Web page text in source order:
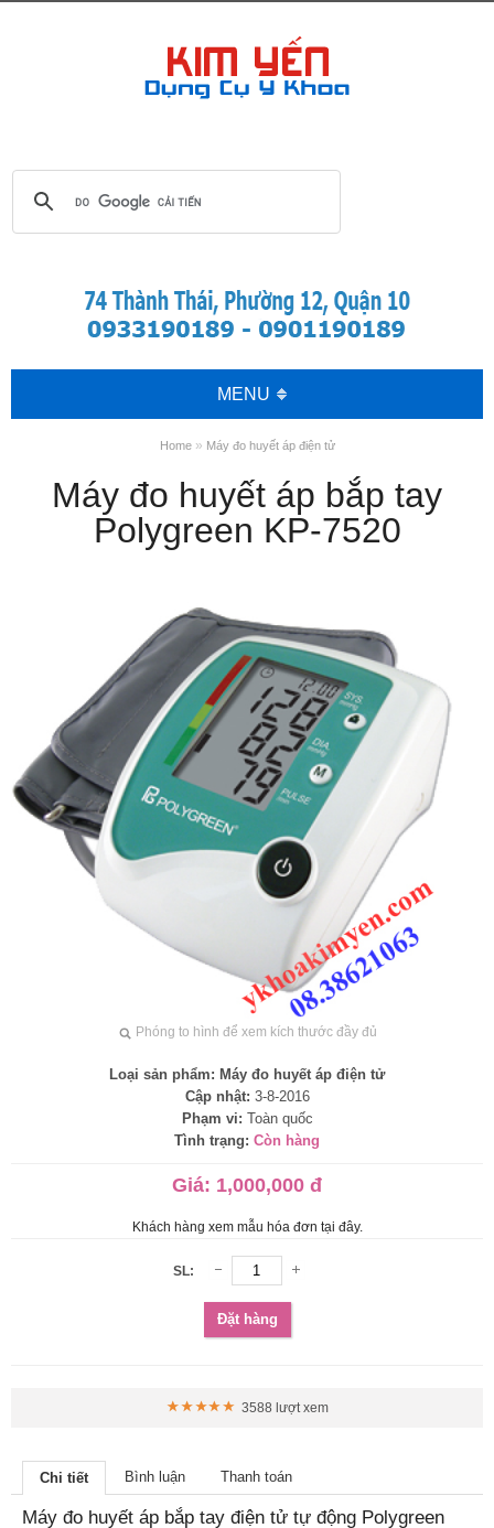
MENU
Home» Máy đo huyết áp điện tử
Máy đo huyết áp bắp tay
Polygreen KP-7520
Phóng to hình để xem kích thước đầy đủ
Loại sản phẩm: Máy đo huyết áp điện tử
Cập nhật: 3-8-2016
Phạm vi: Toàn quốc
Tình trạng: Còn hàng
Giá: 1,000,000 đ
Khách hàng xem mẫu hóa đơn tại đây.
SL:
Đặt hàng
3588 lượt xem
Chi tiết Bình luận Thanh toán
Máy đo huyết áp bắp tay điện tử tự động Polygreen